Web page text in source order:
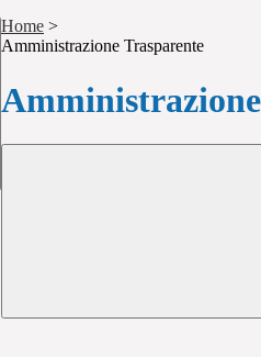
Home >
Amministrazione Trasparente